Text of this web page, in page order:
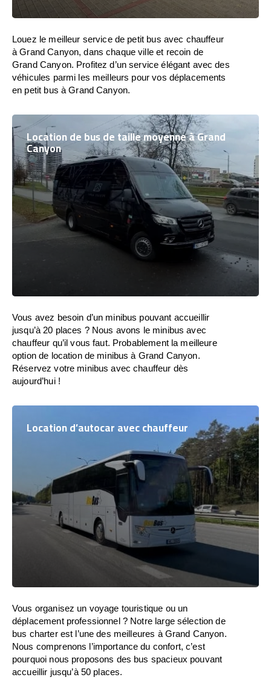
Louez le meilleur service de petit bus avec chauffeur
à Grand Canyon, dans chaque ville et recoin de
Grand Canyon. Profitez d’un service élégant avec des
véhicules parmi les meilleurs pour vos déplacements
en petit bus à Grand Canyon.
Location de bus de taille moyenne à Grand
Canyon
Vous avez besoin d’un minibus pouvant accueillir
jusqu’à 20 places ? Nous avons le minibus avec
chauffeur qu’il vous faut. Probablement la meilleure
option de location de minibus à Grand Canyon.
Réservez votre minibus avec chauffeur dès
aujourd’hui !
Location d’autocar avec chauffeur
Vous organisez un voyage touristique ou un
déplacement professionnel ? Notre large sélection de
bus charter est l’une des meilleures à Grand Canyon.
Nous comprenons l’importance du confort, c’est
pourquoi nous proposons des bus spacieux pouvant
accueillir jusqu’à 50 places.